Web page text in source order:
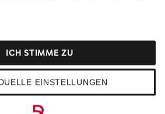
+Aktionsrabatt
darling harbour
Piqué-Poloshirt
29,99 €
Funktionsshirt
80 €
EINSTELLUNGEN
ICH STIMME ZU